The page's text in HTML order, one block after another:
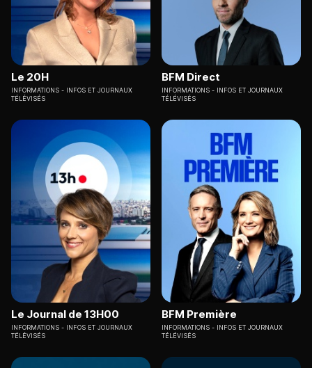
Le 20H
INFORMATIONS
INFOS ET JOURNAUX
TÉLÉVISÉS
BFM Direct
INFORMATIONS
INFOS ET JOURNAUX
TÉLÉVISÉS
Le Journal de 13H00
INFORMATIONS
INFOS ET JOURNAUX
TÉLÉVISÉS
BFM Première
INFORMATIONS
INFOS ET JOURNAUX
TÉLÉVISÉS